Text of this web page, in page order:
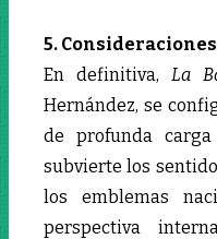
5.
En definitiva, La
Hernández, se
de profunda
subvierte los
los emblemas
perspectiva